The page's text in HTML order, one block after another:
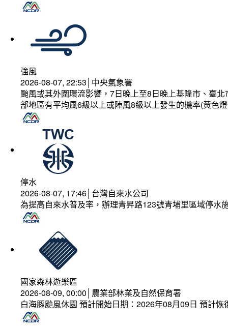
強風
2026-08-07, 22:53│中央氣象署
颱風或其外圍環流影響，7日晚上至8日晚上基隆市、臺
部地區有平均風6級以上或陣風8級以上發生的機率(黃色
停水
2026-08-07, 17:46│台灣自來水公司
為提高自來水普及率，辦理青昇路123號青埔里區域停水
國家森林遊樂區
2026-08-09, 00:00│農業部林業及自然保育署
白海豚颱風休園 預計開始日期：2026年08月09日 預計